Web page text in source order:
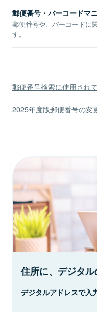
郵便番号・バーコードマ
郵便番号や、バーコードに
す。
郵便番号検索に使用され
2025年度版郵便番号の変
住所に、デジタル
デジタルアドレスで入